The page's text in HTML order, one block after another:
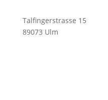
Talfingerstrasse 15
89073 Ulm